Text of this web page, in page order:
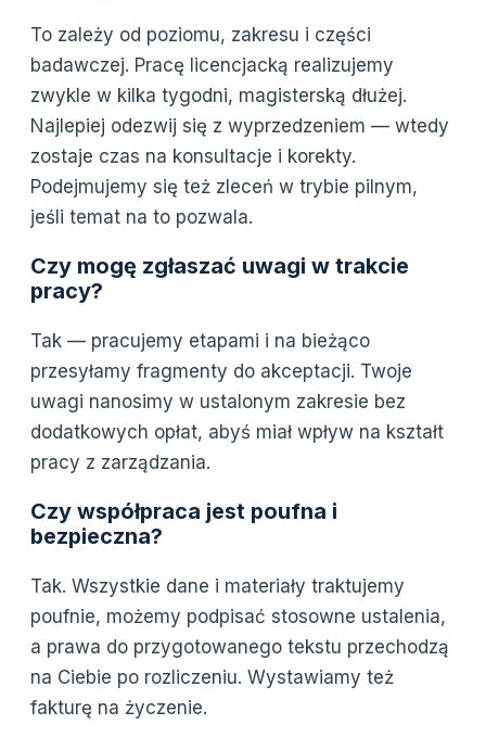
To zależy od poziomu, zakresu i części
badawczej. Pracę licencjacką realizujemy
zwykle w kilka tygodni, magisterską dłużej.
Najlepiej odezwij się z wyprzedzeniem — wtedy
zostaje czas na konsultacje i korekty.
Podejmujemy się też zleceń w trybie pilnym,
jeśli temat na to pozwala.
Czy mogę zgłaszać uwagi w trakcie
pracy?
Tak — pracujemy etapami i na bieżąco
przesyłamy fragmenty do akceptacji. Twoje
uwagi nanosimy w ustalonym zakresie bez
dodatkowych opłat, abyś miał wpływ na kształt
pracy z zarządzania.
Czy współpraca jest poufna i
bezpieczna?
Tak. Wszystkie dane i materiały traktujemy
poufnie, możemy podpisać stosowne ustalenia,
a prawa do przygotowanego tekstu przechodzą
na Ciebie po rozliczeniu. Wystawiamy też
fakturę na życzenie.